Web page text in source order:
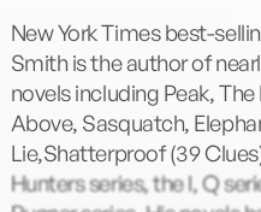
New York Times best-
Smith is the author of
novels including Peak,
Above, Sasquatch,
Lie,Shatterproof (39
Hunters series, the I, Q